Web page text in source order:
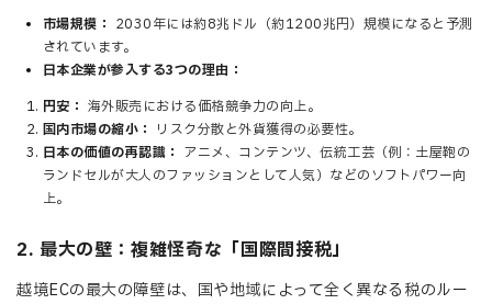
市場規模： 2030年には約8兆ドル（約1200兆円）規模になると予測
されています。
日本企業が参入する3つの理由：
円安： 海外販売における価格競争力の向上。
国内市場の縮小：
リスク分散と外貨獲得の必要性。
日本の価値の再認識： アニメ、コンテンツ、伝統工芸（例：土屋鞄の
ランドセルが大人のファッションとして人気）などのソフトパワー向
上。
2. 最大の壁：複雑怪奇な「国際間接税」
越境ECの最大の障壁は、国や地域によって全く異なる税のルー